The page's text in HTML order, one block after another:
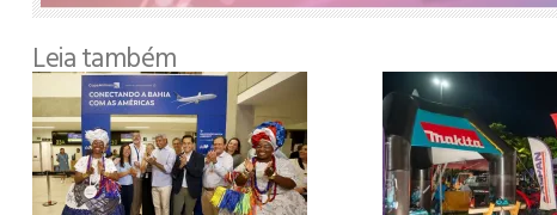
Leia também